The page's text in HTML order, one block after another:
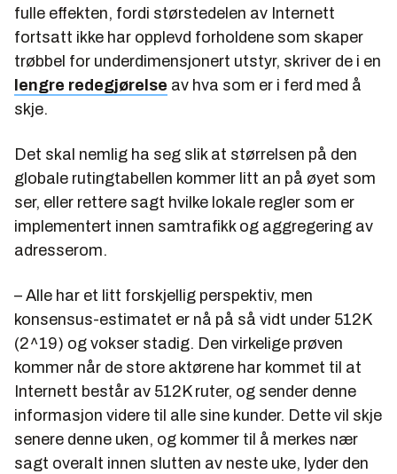
fulle effekten, fordi størstedelen av Internett
fortsatt ikke har opplevd forholdene som skaper
trøbbel for underdimensjonert utstyr, skriver de i en
lengre redegjørelse av hva som er i ferd med å
skje.
Det skal nemlig ha seg slik at størrelsen på den
globale rutingtabellen kommer litt an på øyet som
ser, eller rettere sagt hvilke lokale regler som er
implementert innen samtrafikk og aggregering av
adresserom.
– Alle har et litt forskjellig perspektiv, men
konsensus-estimatet er nå på så vidt under 512K
(2^19) og vokser stadig. Den virkelige prøven
kommer når de store aktørene har kommet til at
Internett består av 512K ruter, og sender denne
informasjon videre til alle sine kunder. Dette vil skje
senere denne uken, og kommer til å merkes nær
sagt overalt innen slutten av neste uke, lyder den